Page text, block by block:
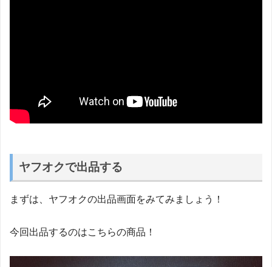
ヤフオクで出品する
まずは、ヤフオクの出品画面をみてみましょう！
今回出品するのはこちらの商品！